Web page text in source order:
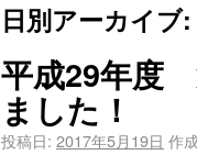
日別アーカイブ:
平成29年度
ました！
投稿日: 2017年5月19日 作